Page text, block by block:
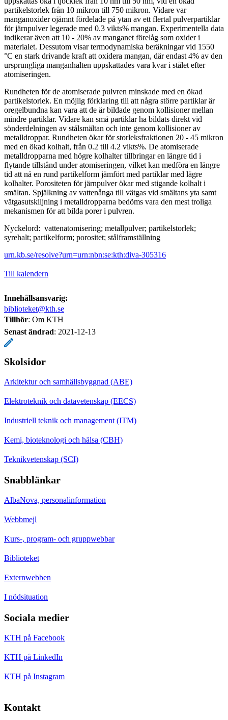
partikelstorlek från 10 mikron till 750 mikron. Vidare var
manganoxider ojämnt fördelade på ytan av ett flertal pulverpartiklar
för järnpulver legerade med 0.3 vikts% mangan. Experimentella data
indikerar även att 10 - 20% av manganet förelåg som oxider i
materialet. Dessutom visar termodynamiska beräkningar vid 1550
°C en stark drivande kraft att oxidera mangan, där endast 4% av den
ursprungliga manganhalten uppskattades vara kvar i stålet efter
atomiseringen.
Rundheten för de atomiserade pulvren minskade med en ökad
partikelstorlek. En möjlig förklaring till att några större partiklar är
oregelbundna kan vara att de är bildade genom kollisioner mellan
mindre partiklar. Vidare kan små partiklar ha bildats direkt vid
sönderdelningen av stålsmältan och inte genom kollisioner av
metalldroppar. Rundheten ökar för storleksfraktionen 20 - 45 mikron
med en ökad kolhalt, från 0.2 till 4.2 vikts%. De atomiserade
metalldropparna med högre kolhalter tillbringar en längre tid i
flytande tillstånd under atomiseringen, vilket kan medföra en längre
tid att nå en rund partikelform jämfört med partiklar med lägre
kolhalter. Porositeten för järnpulver ökar med stigande kolhalt i
smältan. Spjälkning av vattenånga till vätgas vid smältans yta samt
vätgasutskiljning i metalldropparna bedöms vara den mest troliga
mekanismen för att bilda porer i pulvren.
Nyckelord: vattenatomisering; metallpulver; partikelstorlek;
syrehalt; partikelform; porositet; stålframställning
urn.kb.se/resolve?urn=urn:nbn:se:kth:diva-305316
Till kalendern
Innehållsansvarig:
biblioteket@kth.se
Tillhör: Om KTH
Senast ändrad: 2021-12-13
Skolsidor
Arkitektur och samhällsbyggnad (ABE)
Elektroteknik och datavetenskap (EECS)
Industriell teknik och management (ITM)
Kemi, bioteknologi och hälsa (CBH)
Teknikvetenskap (SCI)
Snabblänkar
AlbaNova, personalinformation
Webbmejl
Kurs-, program- och gruppwebbar
Biblioteket
Externwebben
I nödsituation
Sociala medier
KTH på Facebook
KTH på LinkedIn
KTH på Instagram
Kontakt